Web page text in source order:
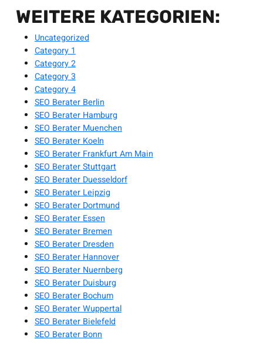
WEITERE KATEGORIEN:
Uncategorized
Category 1
Category 2
Category 3
Category 4
SEO Berater Berlin
SEO Berater Hamburg
SEO Berater Muenchen
SEO Berater Koeln
SEO Berater Frankfurt Am Main
SEO Berater Stuttgart
SEO Berater Duesseldorf
SEO Berater Leipzig
SEO Berater Dortmund
SEO Berater Essen
SEO Berater Bremen
SEO Berater Dresden
SEO Berater Hannover
SEO Berater Nuernberg
SEO Berater Duisburg
SEO Berater Bochum
SEO Berater Wuppertal
SEO Berater Bielefeld
SEO Berater Bonn